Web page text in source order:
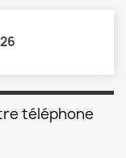
téléphone